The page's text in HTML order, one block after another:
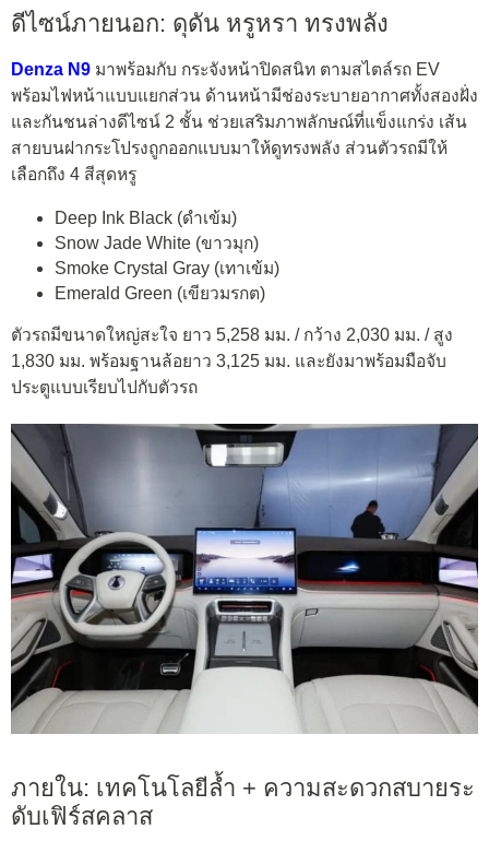
ดีไซน์ภายนอก: ดุดัน หรูหรา ทรงพลัง
Denza N9 มาพร้อมกับ กระจังหน้าปิดสนิท ตามสไตล์รถ EV
พร้อมไฟหน้าแบบแยกส่วน ด้านหน้ามีช่องระบายอากาศทั้งสองฝั่ง
และกันชนล่างดีไซน์ 2 ชั้น ช่วยเสริมภาพลักษณ์ที่แข็งแกร่ง เส้น
สายบนฝากระโปรงถูกออกแบบมาให้ดูทรงพลัง ส่วนตัวรถมีให้
เลือกถึง 4 สีสุดหรู
Deep Ink Black (ดำเข้ม)
Snow Jade White (ขาวมุก)
Smoke Crystal Gray (เทาเข้ม)
Emerald Green (เขียวมรกต)
ตัวรถมีขนาดใหญ่สะใจ ยาว 5,258 มม. / กว้าง 2,030 มม. / สูง
1,830 มม. พร้อมฐานล้อยาว 3,125 มม. และยังมาพร้อมมือจับ
ประตูแบบเรียบไปกับตัวรถ
ภายใน: เทคโนโลยีล้ำ + ความสะดวกสบายระ
ดับเฟิร์สคลาส